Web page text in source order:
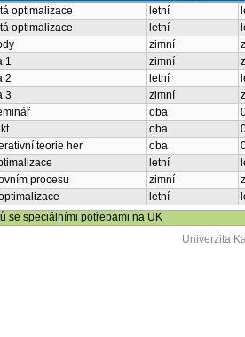
optimalizace letní
optimalizace letní
zimní
1 zimní
2 letní
3 zimní
oba
oba
teorie her oba
letní
procesu zimní
letní
se speciálními potřebami na UK
Univerzita